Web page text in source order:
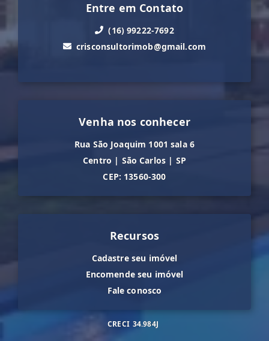
Entre em Contato
(16) 99222-7692
crisconsultorimob@gmail.com
Venha nos conhecer
Rua São Joaquim 1001 sala 6
Centro | São Carlos | SP
CEP: 13560-300
Recursos
Cadastre seu imóvel
Encomende seu imóvel
Fale conosco
CRECI 34.984J